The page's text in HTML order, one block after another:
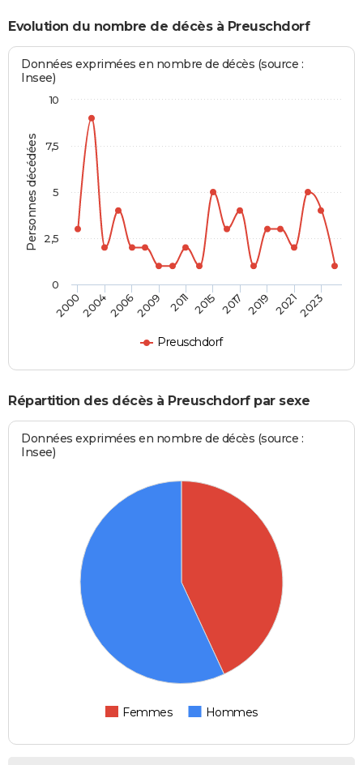
Evolution du nombre de décès à Preuschdorf
Personnes décédées
Données exprimées en nombre de décès (source :
Insee)
Preuschdorf
2000200420062009 2011 2015 2017 2019 20212023
0
2,5
5
7,5
10
Répartition des décès à Preuschdorf par sexe
Données exprimées en nombre de décès (source :
Insee)
Femmes Hommes